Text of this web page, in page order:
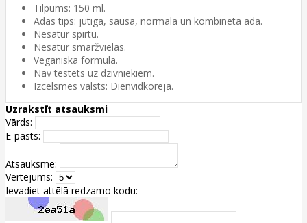
Tilpums: 150 ml.
Ādas tips: jutīga, sausa, normāla un kombinēta āda.
Nesatur spirtu.
Nesatur smaržvielas.
Vegāniska formula.
Nav testēts uz dzīvniekiem.
Izcelsmes valsts: Dienvidkoreja.
Uzrakstīt atsauksmi
Vārds:
E-pasts:
Atsauksme:
Vērtējums:
Ievadiet attēlā redzamo kodu: